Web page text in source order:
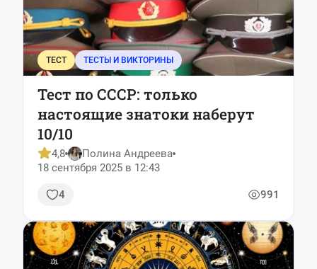
ТЕСТ ТЕСТЫ И ВИКТОРИНЫ
Тест по СССР: только
настоящие знатоки наберут
10/10
4,8
Полина Андреева
18 сентября 2025 в 12:43
4 991